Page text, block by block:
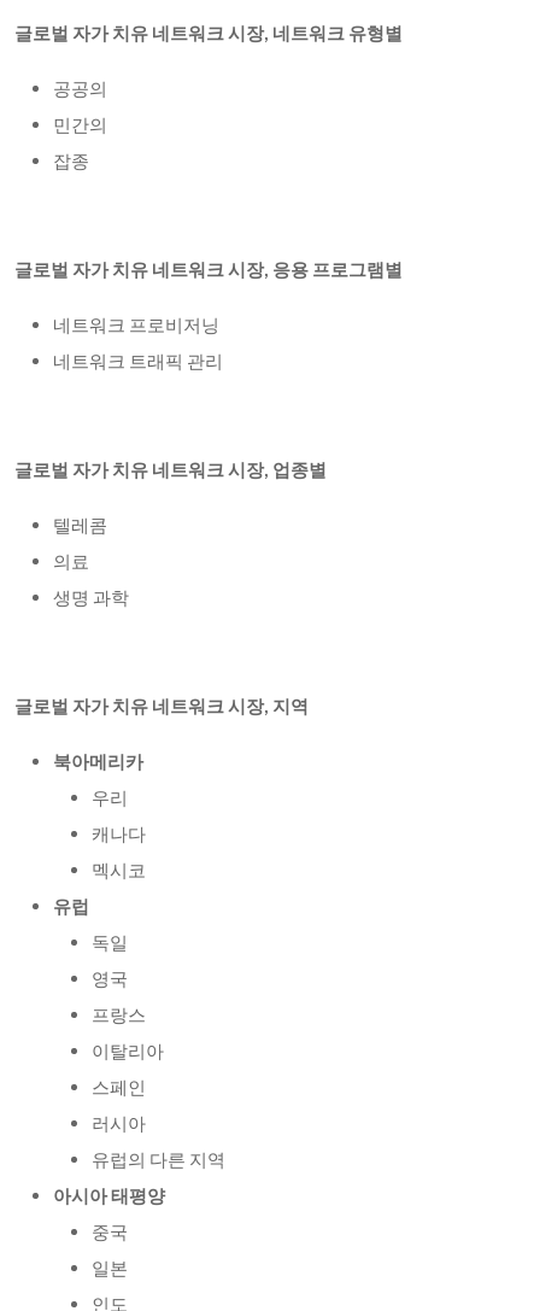
글로벌 자가 치유 네트워크 시장, 네트워크 유형별
공공의
민간의
잡종
글로벌 자가 치유 네트워크 시장, 응용 프로그램별
네트워크 프로비저닝
네트워크 트래픽 관리
글로벌 자가 치유 네트워크 시장, 업종별
텔레콤
의료
생명 과학
글로벌 자가 치유 네트워크 시장, 지역
북아메리카
우리
캐나다
멕시코
유럽
독일
영국
프랑스
이탈리아
스페인
러시아
유럽의 다른 지역
아시아 태평양
중국
일본
인도